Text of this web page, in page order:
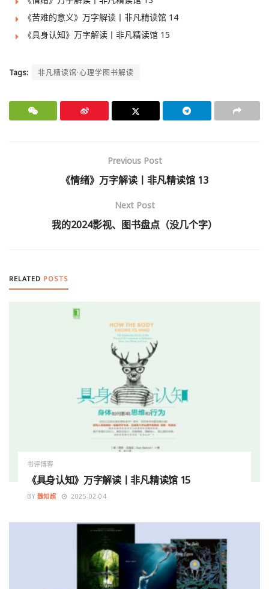
《苦难的意义》万字解读丨非凡精读馆 14
《具身认知》万字解读丨非凡精读馆 15
Tags: 非凡精读馆·心理学图书解读
Previous Post
《情绪》万字解读丨非凡精读馆 13
Next Post
我的2024影视、图书盘点（没几个字）
RELATED POSTS
书评博客
《具身认知》万字解读丨非凡精读馆 15
BY 魏知超 2025-02-04